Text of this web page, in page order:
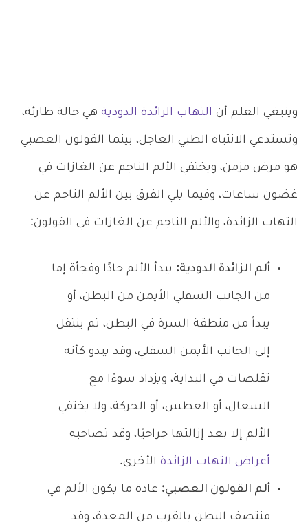
وينبغي العلم أن التهاب الزائدة الدودية هي حالة طارئة،
وتستدعي الانتباه الطبي العاجل، بينما القولون العصبي
هو مرض مزمن، ويختفي الألم الناجم عن الغازات في
غضون ساعات، وفيما يلي الفرق بين الألم الناجم عن
التهاب الزائدة، والألم الناجم عن الغازات في القولون:
ألم الزائدة الدودية: يبدأ الألم حادًا وفجأة إما
من الجانب السفلي الأيمن من البطن، أو
يبدأ من منطقة السرة في البطن، ثم ينتقل
إلى الجانب الأيمن السفلي، وقد يبدو كأنه
تقلصات في البداية، ويزداد سوءًا مع
السعال، أو العطس، أو الحركة، ولا يختفي
الألم إلا بعد إزالتها جراحيًا، وقد تصاحبه
أعراض التهاب الزائدة الأخرى.
ألم القولون العصبي: عادة ما يكون الألم في
منتصف البطن بالقرب من المعدة، وقد